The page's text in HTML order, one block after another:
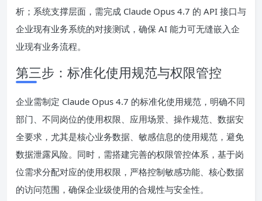
析；系统支撑层面，需完成 Claude Opus 4.7 的 API 接口与
企业现有业务系统的对接测试，确保 AI 能力可无缝嵌入企
业现有业务流程。
第三步：标准化使用规范与权限管控
企业需制定 Claude Opus 4.7 的标准化使用规范，明确不同
部门、不同岗位的使用权限、应用场景、操作规范、数据安
全要求，尤其是核心业务数据、敏感信息的使用规范，避免
数据泄露风险。同时，需搭建完善的权限管控体系，基于岗
位需求分配对应的使用权限，严格控制敏感功能、核心数据
的访问范围，确保企业级使用的合规性与安全性。